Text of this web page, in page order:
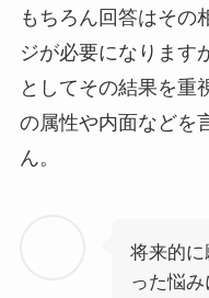
もちろん回答はその
ジが必要になります
としてその結果を重
の属性や内面などを
ん。
将来的
った悩